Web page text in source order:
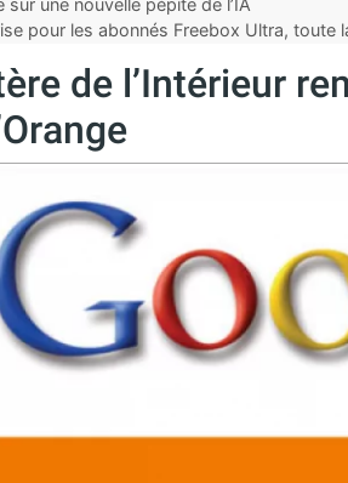
pour les abonnés Freebox Ultra, toute
de l’Intérieur